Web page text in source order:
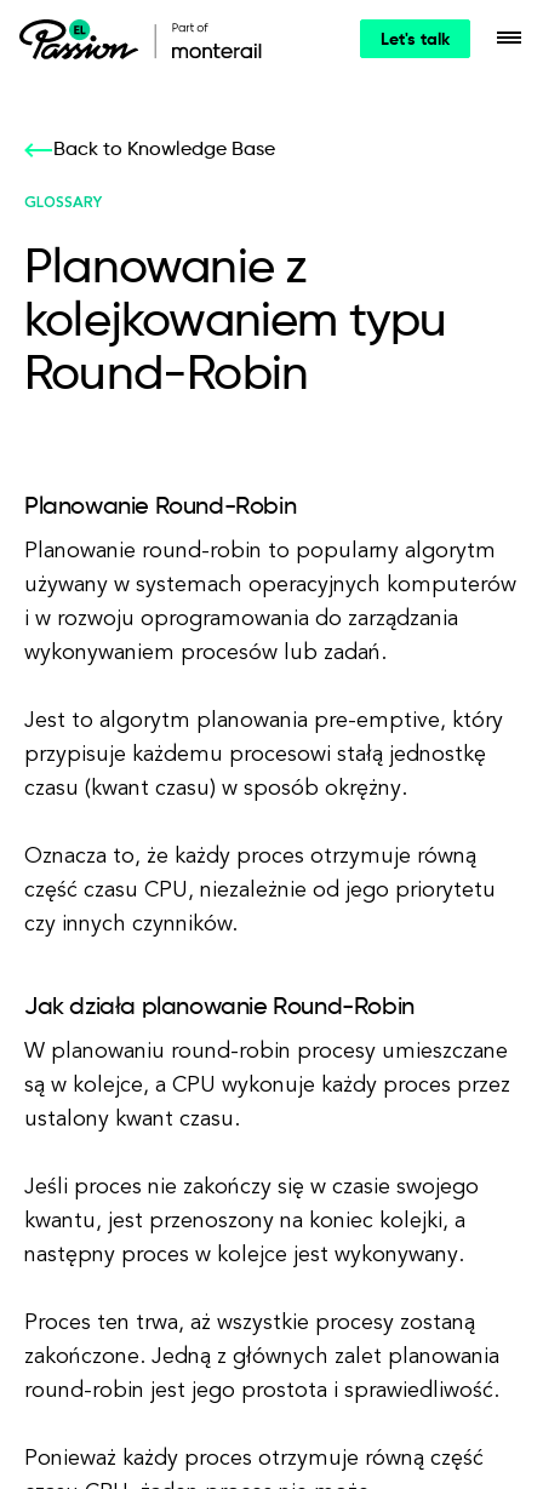
Let's talk
Back to Knowledge Base
GLOSSARY
Planowanie z
kolejkowaniem typu
Round-Robin
Planowanie Round-Robin
Planowanie round-robin to popularny algorytm
używany w systemach operacyjnych komputerów
i w rozwoju oprogramowania do zarządzania
wykonywaniem procesów lub zadań.
Jest to algorytm planowania pre-emptive, który
przypisuje każdemu procesowi stałą jednostkę
czasu (kwant czasu) w sposób okrężny.
Oznacza to, że każdy proces otrzymuje równą
część czasu CPU, niezależnie od jego priorytetu
czy innych czynników.
Jak działa planowanie Round-Robin
W planowaniu round-robin procesy umieszczane
są w kolejce, a CPU wykonuje każdy proces przez
ustalony kwant czasu.
Jeśli proces nie zakończy się w czasie swojego
kwantu, jest przenoszony na koniec kolejki, a
następny proces w kolejce jest wykonywany.
Proces ten trwa, aż wszystkie procesy zostaną
zakończone. Jedną z głównych zalet planowania
round-robin jest jego prostota i sprawiedliwość.
Ponieważ każdy proces otrzymuje równą część